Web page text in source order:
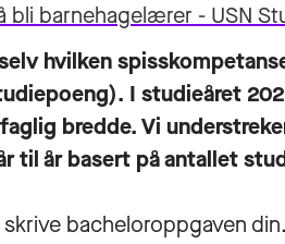
bli barnehagelærer - USN
hvilken
I studieåret
bredde. Vi
til år basert på antallet
bacheloroppgaven